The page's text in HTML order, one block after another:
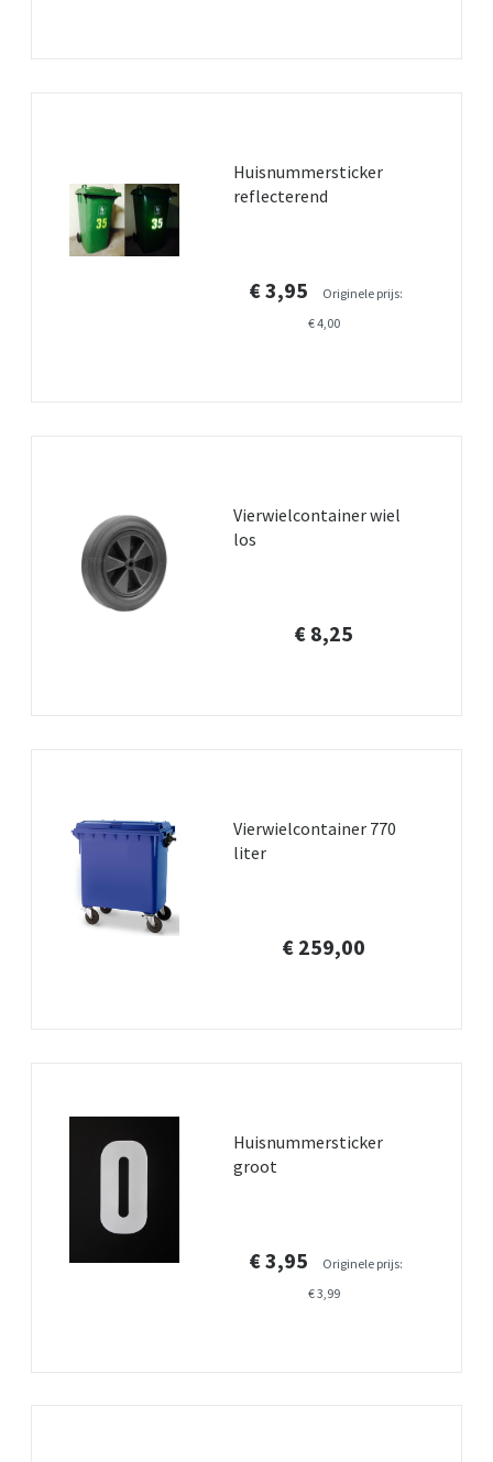
Huisnummersticker
reflecterend
€ 3,95
Originele prijs:
€ 4,00
Vierwielcontainer wiel
los
€ 8,25
Vierwielcontainer 770
liter
€ 259,00
Huisnummersticker
groot
€ 3,95
Originele prijs:
€ 3,99